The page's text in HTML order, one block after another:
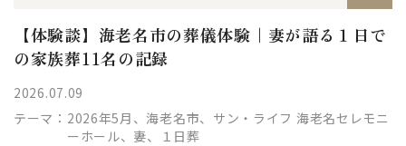
【体験談】海老名市の葬儀体験｜妻が語る１日で
の家族葬11名の記録
2026.07.09
テーマ： 2026年5月、海老名市、サン・ライフ 海老名セレモニ
ーホール、妻、１日葬